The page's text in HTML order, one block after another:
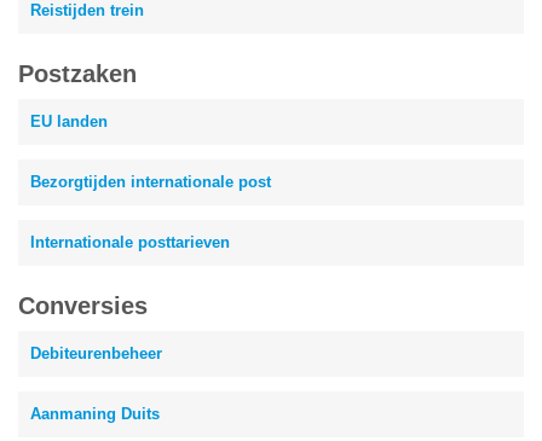
Reistijden trein
Postzaken
EU landen
Bezorgtijden internationale post
Internationale posttarieven
Conversies
Debiteurenbeheer
Aanmaning Duits